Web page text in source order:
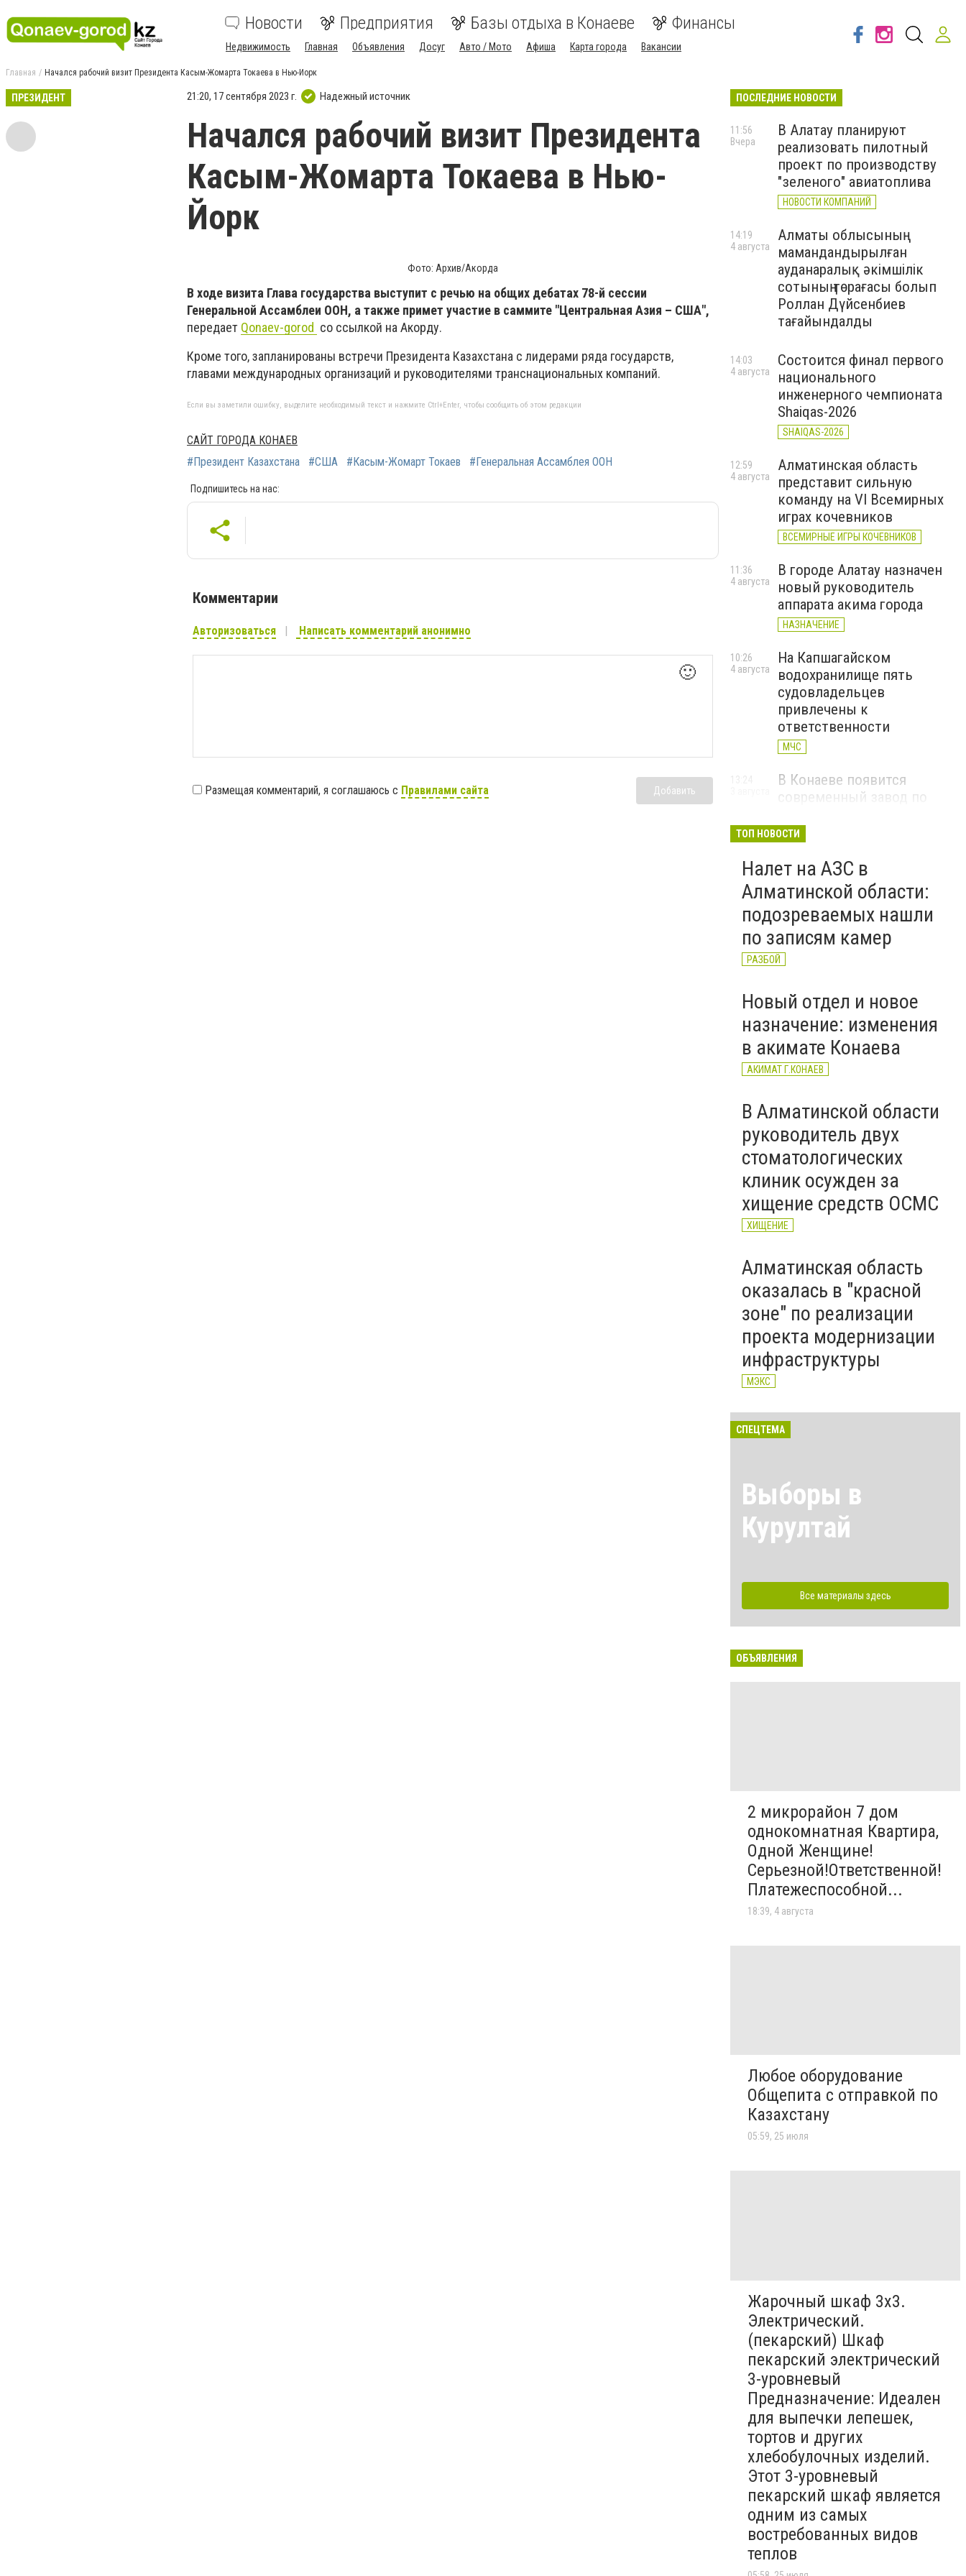
Новости Предприятия Базы отдыха в Конаеве Финансы
Недвижимость Главная Объявления Досуг Авто / Мото Афиша Карта города Вакансии
Главная Начался рабочий визит Президента Касым-Жомарта Токаева в Нью-Йорк
ПРЕЗИДЕНТ 21:20, 17 сентября 2023 г. Надежный источник
Начался рабочий визит Президента
Касым-Жомарта Токаева в Нью-
Йорк
Фото: Архив/Акорда
В ходе визита Глава государства выступит с речью на общих дебатах 78-й сессии
Генеральной Ассамблеи ООН, а также примет участие в саммите "Центральная Азия – США",
передает Qonaev-gorod со ссылкой на Акорду.
Кроме того, запланированы встречи Президента Казахстана с лидерами ряда государств,
главами международных организаций и руководителями транснациональных компаний.
Если вы заметили ошибку, выделите необходимый текст и нажмите Ctrl+Enter, чтобы сообщить об этом редакции
САЙТ ГОРОДА КОНАЕВ
#Президент Казахстана
#США #Касым-Жомарт Токаев #Генеральная Ассамблея ООН
Подпишитесь на нас:
Комментарии
Авторизоваться Написать комментарий анонимно
🙂
Размещая комментарий, я соглашаюсь с Правилами сайта Добавить
ПОСЛЕДНИЕ НОВОСТИ
В Алатау планируют
реализовать пилотный
проект по производству
"зеленого" авиатоплива
НОВОСТИ КОМПАНИЙ
11:56
Вчера
Алматы облысының
мамандандырылған
ауданаралық әкімшілік
сотының төрағасы болып
Роллан Дүйсенбиев
тағайындалды
14:19
4 августа
Состоится финал первого
национального
инженерного чемпионата
Shaiqas-2026
SHAIQAS-2026
14:03
4 августа
Алматинская область
представит сильную
команду на VI Всемирных
играх кочевников
ВСЕМИРНЫЕ ИГРЫ КОЧЕВНИКОВ
12:59
4 августа
В городе Алатау назначен
новый руководитель
аппарата акима города
НАЗНАЧЕНИЕ
11:36
4 августа
На Капшагайском
водохранилище пять
судовладельцев
привлечены к
ответственности
МЧС
10:26
4 августа
В Конаеве появится
современный завод по
бытовых отходов
В Алматинской области
руководитель двух
стоматологических клиник
осужден за хищение
средств ОСМС
11:26
3 августа
ТОП НОВОСТИ
Налет на АЗС в
Алматинской области:
подозреваемых нашли
по записям камер
РАЗБОЙ
Новый отдел и новое
назначение: изменения
в акимате Конаева
АКИМАТ Г.КОНАЕВ
В Алматинской области
руководитель двух
стоматологических
клиник осужден за
хищение средств ОСМС
ХИЩЕНИЕ
Алматинская область
оказалась в "красной
зоне" по реализации
проекта модернизации
инфраструктуры
МЭКС
СПЕЦТЕМА
Выборы в
Курултай
Все материалы здесь
ОБЪЯВЛЕНИЯ
2 микрорайон 7 дом
однокомнатная Квартира,
Одной Женщине!
Серьезной!Ответственной!
Платежеспособной...
18:39, 4 августа
Любое оборудование
Общепита с отправкой по
Казахстану
05:59, 25 июля
Жарочный шкаф 3х3.
Электрический.
(пекарский) Шкаф
пекарский электрический
3-уровневый
Предназначение: Идеален
для выпечки лепешек,
тортов и других
хлебобулочных изделий.
Этот 3-уровневый
пекарский шкаф является
одним из самых
востребованных видов
теплов